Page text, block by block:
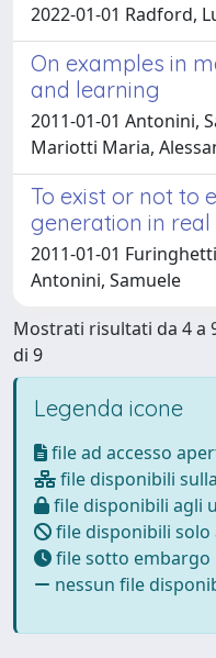
2022-01-01 Radford,
On examples in
and learning
2011-01-01 Antonini,
Mariotti Maria,
To exist or not to
generation in
2011-01-01
Antonini, Samuele
Mostrati risultati da 4 a
di 9
Legenda icone
file ad accesso
file disponibili
file disponibili agli
file disponibili
file sotto embargo
nessun file